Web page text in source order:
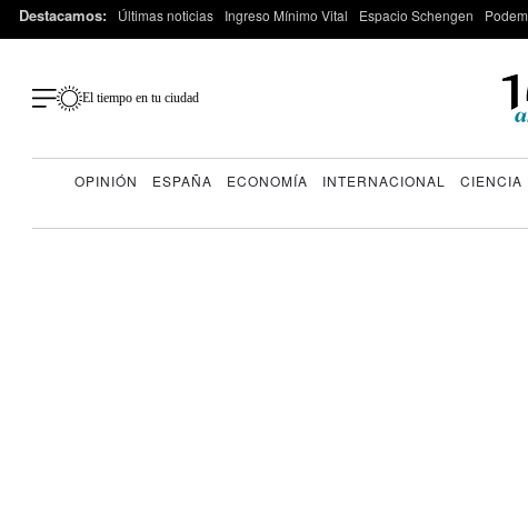
Destacamos: Últimas noticias Ingreso Mínimo Vital Espacio Schengen
El tiempo en tu ciudad
OPINIÓN ESPAÑA ECONOMÍA INTERNACIONAL CIENCIA